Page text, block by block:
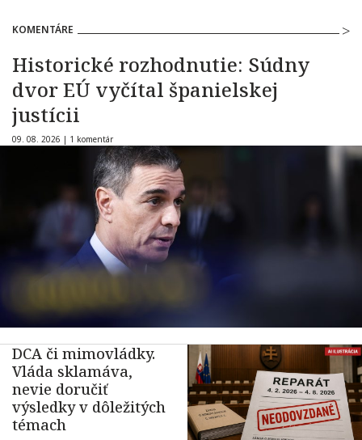
KOMENTÁRE
Historické rozhodnutie: Súdny
dvor EÚ vyčítal španielskej
justícii
09. 08. 2026 | 1 komentár
DCA či mimovládky.
Vláda sklamáva,
nevie doručiť
výsledky v dôležitých
témach